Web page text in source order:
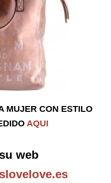
MUJER CON ESTILO
AQUI
web